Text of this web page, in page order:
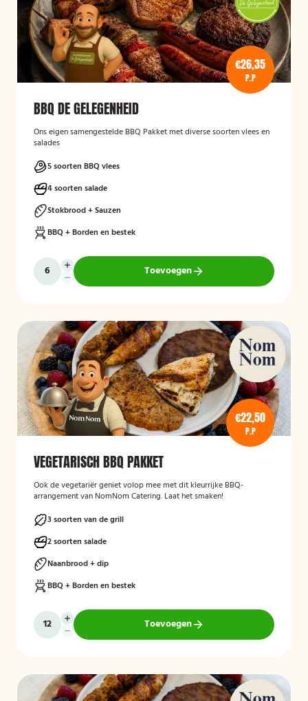
€26,35
P.P
BBQ DE GELEGENHEID
Ons eigen samengestelde BBQ Pakket met diverse soorten vlees en
salades
5 soorten BBQ vlees
4 soorten salade
Stokbrood + Sauzen
BBQ + Borden en bestek
Toevoegen
€22,50
P.P
VEGETARISCH BBQ PAKKET
Ook de vegetariër geniet volop mee met dit kleurrijke BBQ-
arrangement van NomNom Catering. Laat het smaken!
3 soorten van de grill
2 soorten salade
Naanbrood + dip
BBQ + Borden en bestek
Toevoegen